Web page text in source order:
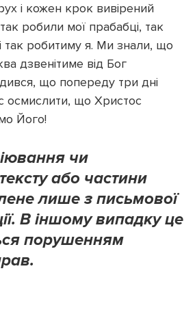
і кожен крок вивірений
робили мої прабабці, так
так робитиму я. Ми знали, що
дзвенітиме від Бог
що попереду три дні
осмислити, що Христос
Його!
чи
або частини
лише з письмової
В іншому випадку це
порушенням